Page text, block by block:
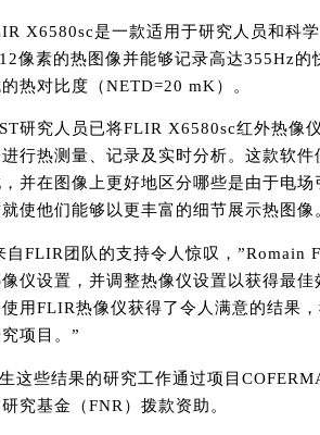
X6580sc是一款适用于研究人员和科
像素的热图像并能够记录高达355Hz
热对比度（NETD=20 mK）。
研究人员已将FLIR X6580sc红外热像
行热测量、记录及实时分析。这款软
并在图像上更好地区分哪些是由于电
使他们能够以更丰富的细节展示热图像
自FLIR团队的支持令人惊叹，”Romain
仪设置，并调整热像仪设置以获得最
用FLIR热像仪获得了令人满意的结果
项目。”
这些结果的研究工作通过项目
究基金（FNR）拨款资助。